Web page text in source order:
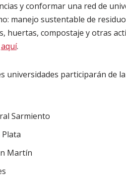
y conformar una red de
manejo sustentable de
huertas, compostaje y otras
aquí.
universidades participarán de
Sarmiento
Martín